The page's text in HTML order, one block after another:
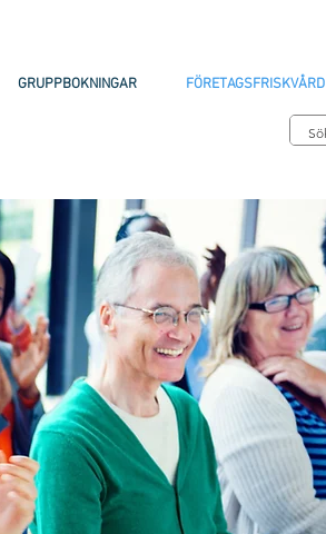
GRUPPBOKNINGAR FÖRETAGSFRISKVÅRD